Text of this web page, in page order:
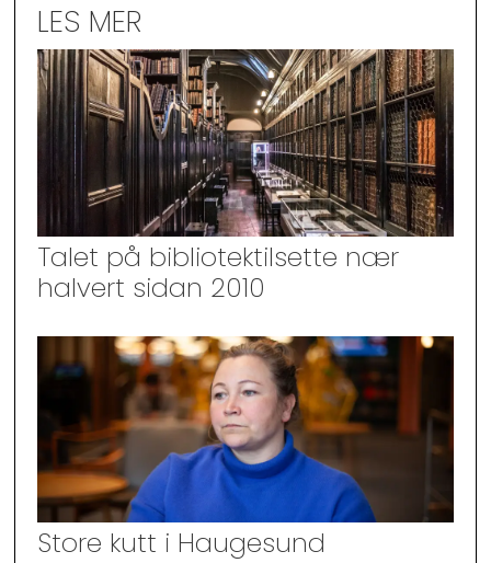
LES MER
Talet på bibliotektilsette nær
halvert sidan 2010
Store kutt i Haugesund